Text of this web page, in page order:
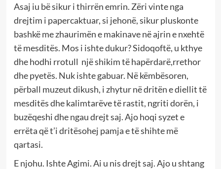
Asaj iu bë sikur i thirrën emrin. Zëri vinte nga
drejtim i papercaktuar, si jehonë, sikur pluskonte
bashkë me zhaurimën e makinave në ajrin e nxehtë
të mesditës. Mos i ishte dukur? Sidoqoftë, u kthye
dhe hodhi rrotull një shikim të hapërdarë,rrethor
dhe pyetës. Nuk ishte gabuar. Në këmbësoren,
përball muzeut dikush, i zhytur në dritën e diellit të
mesditës dhe kalimtarëve të rastit, ngriti dorën, i
buzëqeshi dhe ngau drejt saj. Ajo hoqi syzet e
errëta që t’i dritësohej pamja e të shihte më
qartasi.
E njohu. Ishte Agimi. Ai u nis drejt saj. Ajo u shtang